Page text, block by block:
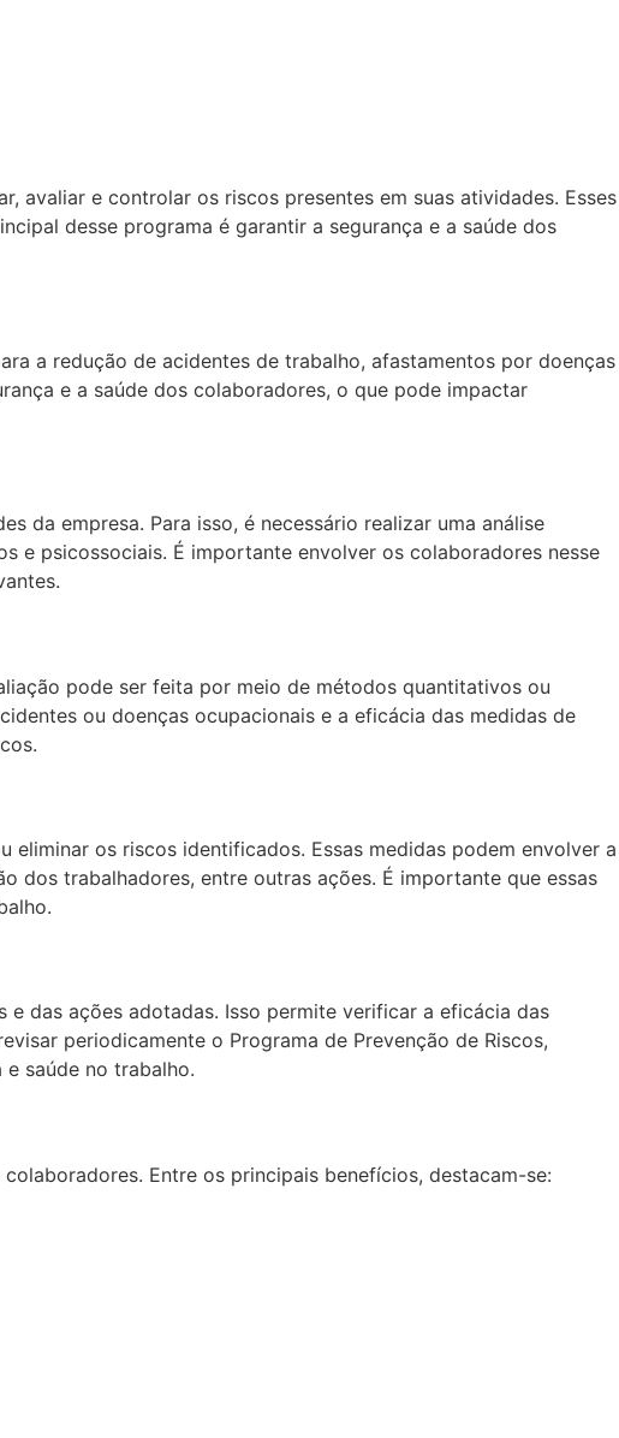
avaliar e controlar os riscos presentes em suas atividades. Esses
desse programa é garantir a segurança e a saúde dos
a redução de acidentes de trabalho, afastamentos por doenças
e a saúde dos colaboradores, o que pode impactar
da empresa. Para isso, é necessário realizar uma análise
e psicossociais. É importante envolver os colaboradores nesse
pode ser feita por meio de métodos quantitativos ou
ou doenças ocupacionais e a eficácia das medidas de
os riscos identificados. Essas medidas podem envolver a
dos trabalhadores, entre outras ações. É importante que essas
das ações adotadas. Isso permite verificar a eficácia das
periodicamente o Programa de Prevenção de Riscos,
saúde no trabalho.
Entre os principais benefícios, destacam-se: